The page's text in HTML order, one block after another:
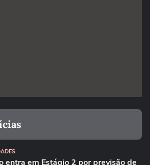
entra em Estágio 2 por previsão de